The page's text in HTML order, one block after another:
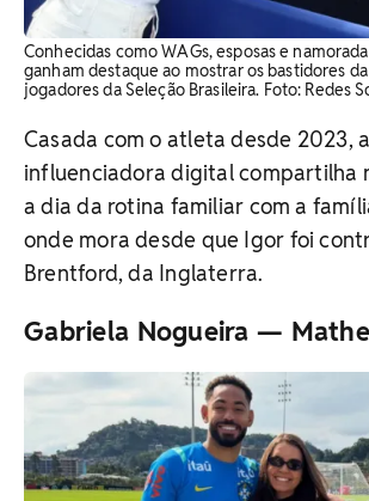
Conhecidas como WAGs, esposas e
ganham destaque ao mostrar os bastidores
jogadores da Seleção Brasileira. ​Foto: Redes
Casada com o atleta desde 2023, a
influenciadora digital compartilha
a dia da rotina familiar com a
onde mora desde que Igor foi
Brentford, da Inglaterra.
Gabriela Nogueira —